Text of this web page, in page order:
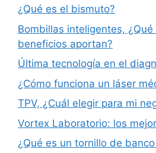
¿Qué es el bismuto?
Bombillas inteligentes, ¿Qué
beneficios aportan?
Última tecnología en el
¿Cómo funciona un láser
TPV, ¿Cuál elegir para mi
Vortex Laboratorio: los
¿Qué es un tornillo de